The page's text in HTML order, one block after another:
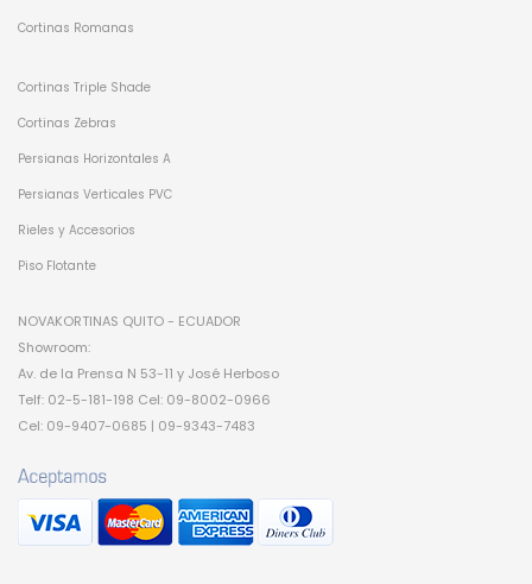
Cortinas Romanas
Cortinas Triple Shade
Cortinas Zebras
Persianas Horizontales A
Persianas Verticales PVC
Rieles y Accesorios
Piso Flotante
NOVAKORTINAS QUITO - ECUADOR
Showroom:
Av. de la Prensa N 53-11 y José Herboso
Telf: 02-5-181-198 Cel: 09-8002-0966
Cel: 09-9407-0685 | 09-9343-7483